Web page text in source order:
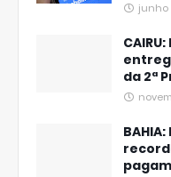
junho
da 2ª